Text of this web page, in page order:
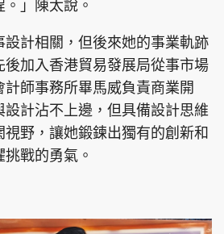
」陳太說。
計相關，但後來她的事業軌跡
加入香港貿易發展局從事市場
師事務所畢馬威負責商業開
計沾不上邊，但具備設計思維
野，讓她鍛鍊出獨有的創新和
戰的勇氣。